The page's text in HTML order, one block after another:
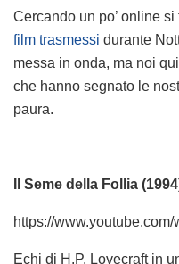
Cercando un po’ online si
film trasmessi durante
messa in onda, ma noi
che hanno segnato le
paura.
Il Seme della Follia
https://
Echi di H.P. Lovecraft in